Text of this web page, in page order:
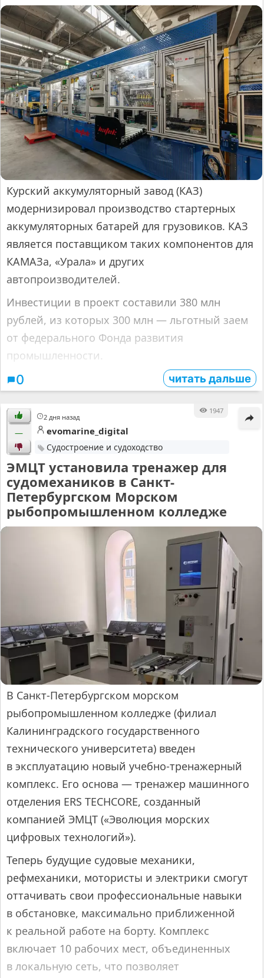
Курский аккумуляторный завод (КАЗ)
модернизировал производство стартерных
аккумуляторных батарей для грузовиков. КАЗ
является поставщиком таких компонентов для
КАМАЗа, «Урала» и других
автопроизводителей.
Инвестиции в проект составили 380 млн
рублей, из которых 300 млн — льготный заем
от федерального Фонда развития
промышленности.
0 читать дальше
2 дня назад
1947
— evomarine_digital
Судостроение и судоходство
ЭМЦТ установила тренажер для
судомехаников в Санкт-
Петербургском Морском
рыбопромышленном колледже
В Санкт-Петербургском морском
рыбопромышленном колледже (филиал
Калининградского государственного
технического университета) введен
в эксплуатацию новый учебно-тренажерный
комплекс. Его основа — тренажер машинного
отделения ERS TECHCORE, созданный
компанией ЭМЦТ («Эволюция морских
цифровых технологий»).
Теперь будущие судовые механики,
рефмеханики, мотористы и электрики смогут
оттачивать свои профессиональные навыки
в обстановке, максимально приближенной
к реальной работе на борту. Комплекс
включает 10 рабочих мест, объединенных
в локальную сеть, что позволяет